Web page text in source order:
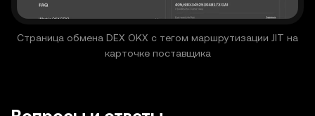
Страница обмена DEX OKX с тегом маршрутизации JIT на
карточке поставщика